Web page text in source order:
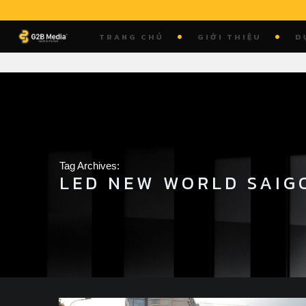
to
content
TRANG CHỦ GIỚI THIỆU
Tag Archives:
LED NEW WORLD